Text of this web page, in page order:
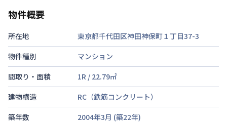
物件概要
所在地
東京都千代田区神田神保町１丁目37-3
物件種別
マンション
間取り・面積
1R / 22.79㎡
建物構造
RC（鉄筋コンクリート）
築年数
2004年3月 (築22年)